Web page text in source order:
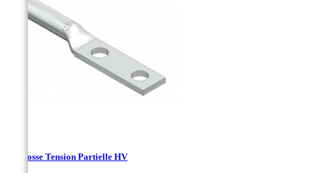
HT-Cosse Tension Partielle HV